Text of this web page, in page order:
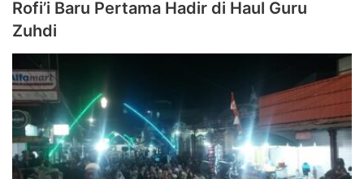
Rofi’i Baru Pertama Hadir di Haul Guru
Zuhdi